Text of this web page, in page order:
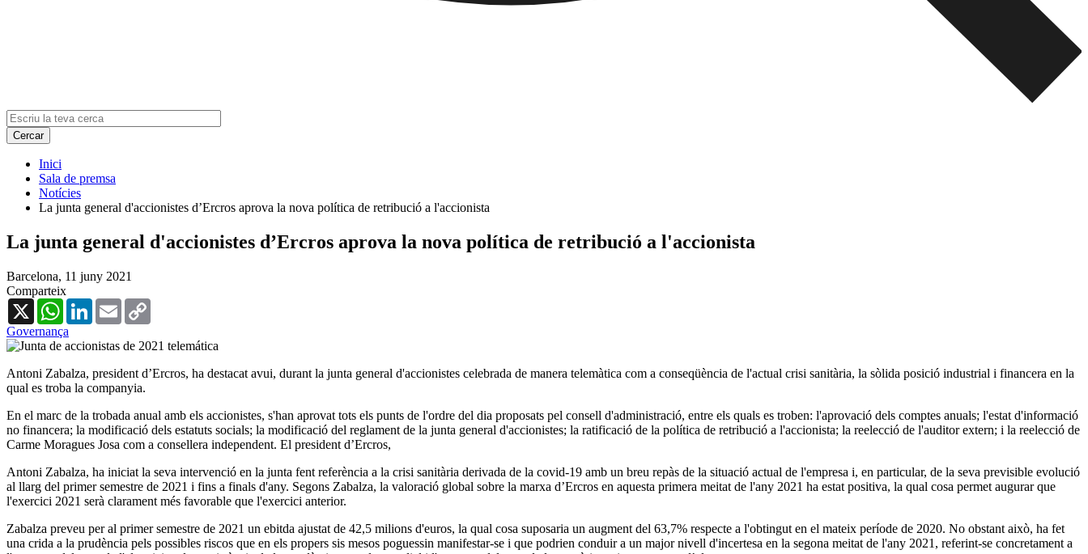
Inici
Sala de premsa
Notícies
La junta general d'accionistes d’Ercros aprova la nova política de retribució a l'accionista
La junta general d'accionistes d’Ercros aprova la nova política de retribució a l'accionista
Barcelona, 11 juny 2021
Comparteix
X
WhatsAppLinkedInEmail
Governança
Antoni Zabalza, president d’Ercros, ha destacat avui, durant la junta general d'accionistes celebrada de manera telemàtica com a conseqüència de l'actual crisi sanitària, la sòlida posició industrial i financera en la
qual es troba la companyia.
En el marc de la trobada anual amb els accionistes, s'han aprovat tots els punts de l'ordre del dia proposats pel consell d'administració, entre els quals es troben: l'aprovació dels comptes anuals; l'estat d'informació
no financera; la modificació dels estatuts socials; la modificació del reglament de la junta general d'accionistes; la ratificació de la política de retribució a l'accionista; la reelecció de l'auditor extern; i la reelecció de
Carme Moragues Josa com a consellera independent. El president d’Ercros,
Antoni Zabalza, ha iniciat la seva intervenció en la junta fent referència a la crisi sanitària derivada de la covid-19 amb un breu repàs de la situació actual de l'empresa i, en particular, de la seva previsible evolució
al llarg del primer semestre de 2021 i fins a finals d'any. Segons Zabalza, la valoració global sobre la marxa d’Ercros en aquesta primera meitat de l'any 2021 ha estat positiva, la qual cosa permet augurar que
l'exercici 2021 serà clarament més favorable que l'exercici anterior.
Zabalza preveu per al primer semestre de 2021 un ebitda ajustat de 42,5 milions d'euros, la qual cosa suposaria un augment del 63,7% respecte a l'obtingut en el mateix període de 2020. No obstant això, ha fet
una crida a la prudència pels possibles riscos que en els propers sis mesos poguessin manifestar-se i que podrien conduir a un major nivell d'incertesa en la segona meitat de l'any 2021, referint-se concretament a